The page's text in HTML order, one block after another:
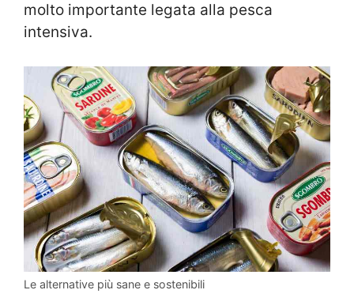
molto importante legata alla pesca
intensiva.
Le alternative più sane e sostenibili